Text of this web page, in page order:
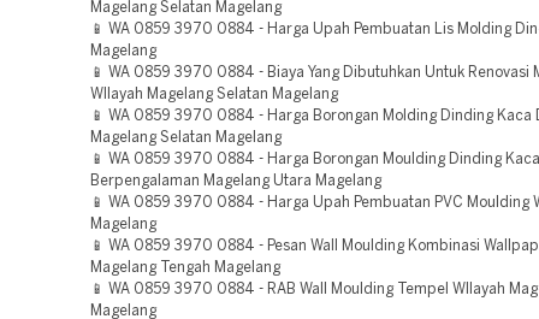
Magelang Selatan Magelang
📱 WA 0859 3970 0884 - Harga Upah Pembuatan Lis Molding
Magelang
📱 WA 0859 3970 0884 - Biaya Yang Dibutuhkan Untuk Renovasi
WIlayah Magelang Selatan Magelang
📱 WA 0859 3970 0884 - Harga Borongan Molding Dinding Kaca
Magelang Selatan Magelang
📱 WA 0859 3970 0884 - Harga Borongan Moulding Dinding Kaca
Berpengalaman Magelang Utara Magelang
📱 WA 0859 3970 0884 - Harga Upah Pembuatan PVC Moulding
Magelang
📱 WA 0859 3970 0884 - Pesan Wall Moulding Kombinasi
Magelang Tengah Magelang
📱 WA 0859 3970 0884 - RAB Wall Moulding Tempel WIlayah
Magelang